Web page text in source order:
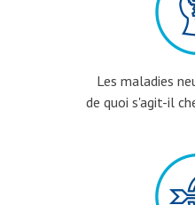
Les maladies
de quoi s'agit-il